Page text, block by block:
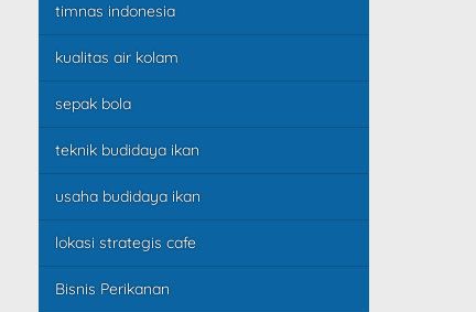
timnas indonesia
kualitas air kolam
sepak bola
teknik budidaya ikan
usaha budidaya ikan
lokasi strategis cafe
Bisnis Perikanan